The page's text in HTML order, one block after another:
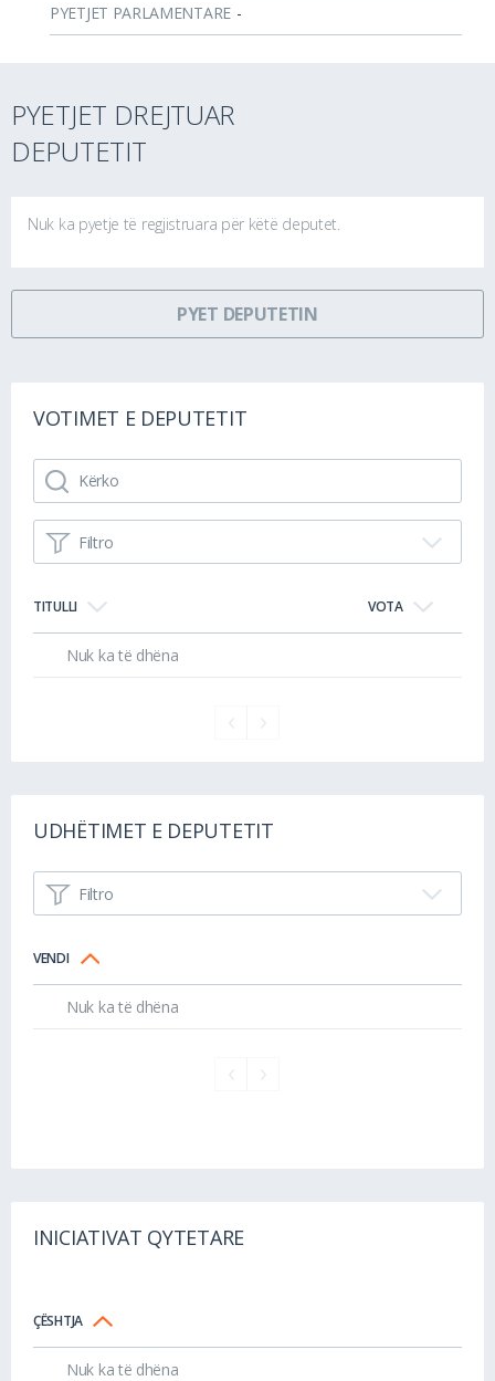
PYETJET PARLAMENTARE -
PYETJET DREJTUAR
DEPUTETIT
Nuk ka pyetje të regjistruara për këtë deputet.
PYET DEPUTETIN
VOTIMET E DEPUTETIT
Filtro
TITULLI VOTA
Nuk ka të dhëna
UDHËTIMET E DEPUTETIT
Filtro
VENDI
Nuk ka të dhëna
INICIATIVAT QYTETARE
ÇËSHTJA
Nuk ka të dhëna